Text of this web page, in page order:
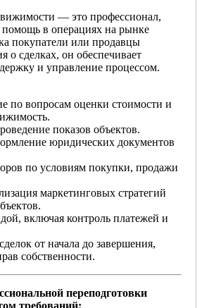
— это профессионал,
помощь в операциях на рынке
покупатели или продавцы
о сделках, он обеспечивает
и управление процессом.
по вопросам оценки стоимости и
показов объектов.
юридических документов
по условиям покупки, продажи
маркетинговых стратегий
включая контроль платежей и
от начала до завершения,
собственности.
переподготовки
требований: